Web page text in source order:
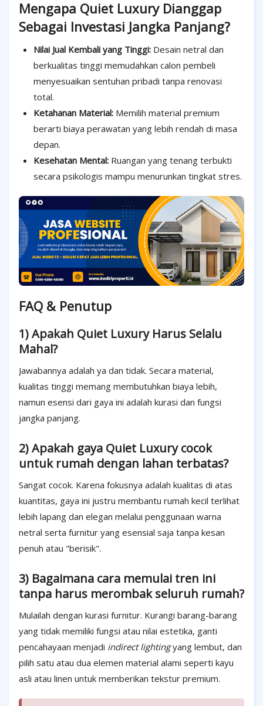
Mengapa Quiet Luxury Dianggap
Sebagai Investasi Jangka Panjang?
Nilai Jual Kembali yang Tinggi: Desain netral dan
berkualitas tinggi memudahkan calon pembeli
menyesuaikan sentuhan pribadi tanpa renovasi
total.
Ketahanan Material: Memilih material premium
berarti biaya perawatan yang lebih rendah di masa
depan.
Kesehatan Mental: Ruangan yang tenang terbukti
secara psikologis mampu menurunkan tingkat stres.
FAQ & Penutup
1) Apakah Quiet Luxury Harus Selalu
Mahal?
Jawabannya adalah ya dan tidak. Secara material,
kualitas tinggi memang membutuhkan biaya lebih,
namun esensi dari gaya ini adalah kurasi dan fungsi
jangka panjang.
2) Apakah gaya Quiet Luxury cocok
untuk rumah dengan lahan terbatas?
Sangat cocok. Karena fokusnya adalah kualitas di atas
kuantitas, gaya ini justru membantu rumah kecil terlihat
lebih lapang dan elegan melalui penggunaan warna
netral serta furnitur yang esensial saja tanpa kesan
penuh atau "berisik".
3) Bagaimana cara memulai tren ini
tanpa harus merombak seluruh rumah?
Mulailah dengan kurasi furnitur. Kurangi barang-barang
yang tidak memiliki fungsi atau nilai estetika, ganti
pencahayaan menjadi indirect lightingyang lembut, dan
pilih satu atau dua elemen material alami seperti kayu
asli atau linen untuk memberikan tekstur premium.